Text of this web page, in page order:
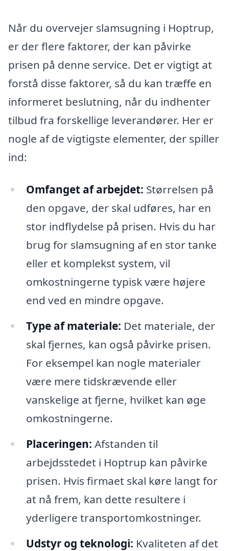
Når du overvejer slamsugning i Hoptrup,
er der flere faktorer, der kan påvirke
prisen på denne service. Det er vigtigt at
forstå disse faktorer, så du kan træffe en
informeret beslutning, når du indhenter
tilbud fra forskellige leverandører. Her er
nogle af de vigtigste elementer, der spiller
ind:
Omfanget af arbejdet: Størrelsen på
den opgave, der skal udføres, har en
stor indflydelse på prisen. Hvis du har
brug for slamsugning af en stor tanke
eller et komplekst system, vil
omkostningerne typisk være højere
end ved en mindre opgave.
Type af materiale: Det materiale, der
skal fjernes, kan også påvirke prisen.
For eksempel kan nogle materialer
være mere tidskrævende eller
vanskelige at fjerne, hvilket kan øge
omkostningerne.
Placeringen: Afstanden til
arbejdsstedet i Hoptrup kan påvirke
prisen. Hvis firmaet skal køre langt for
at nå frem, kan dette resultere i
yderligere transportomkostninger.
Udstyr og teknologi: Kvaliteten af det